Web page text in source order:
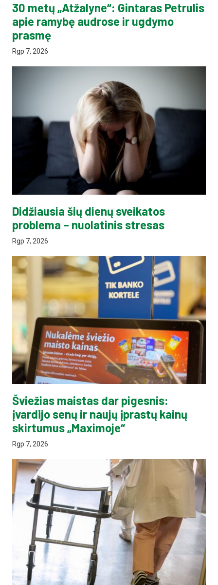
30 metų „Atžalyne“: Gintaras Petrulis
apie ramybę audrose ir ugdymo
prasmę
Rgp 7, 2026
Didžiausia šių dienų sveikatos
problema – nuolatinis stresas
Rgp 7, 2026
Šviežias maistas dar pigesnis:
įvardijo senų ir naujų įprastų kainų
skirtumus „Maximoje“
Rgp 7, 2026